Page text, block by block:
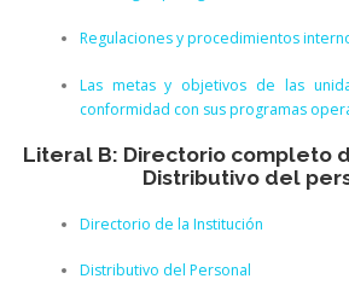
Regulaciones y procedimientos
Las metas y objetivos de las
conformidad con sus programas
Literal B: Directorio completo
Distributivo del
Directorio de la Institución
Distributivo del Personal